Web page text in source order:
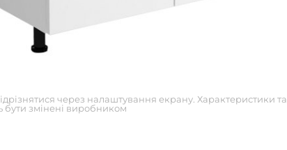
через налаштування екрану. Характеристики та
бути змінені виробником